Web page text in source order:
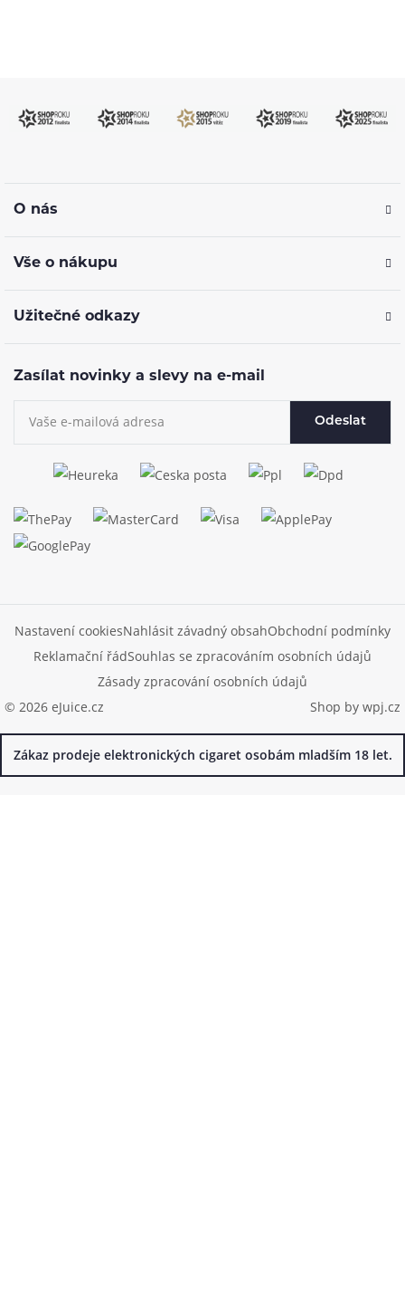
O nás
Vše o nákupu
Užitečné odkazy
Zasílat novinky a slevy na e-mail
Odeslat
© 2026 eJuice.cz
Nastavení cookiesNahlásit závadný obsahObchodní podmínky
Reklamační řádSouhlas se zpracováním osobních údajů
Zásady zpracování osobních údajů
Shop by wpj.cz
Zákaz prodeje elektronických cigaret osobám mladším 18 let.